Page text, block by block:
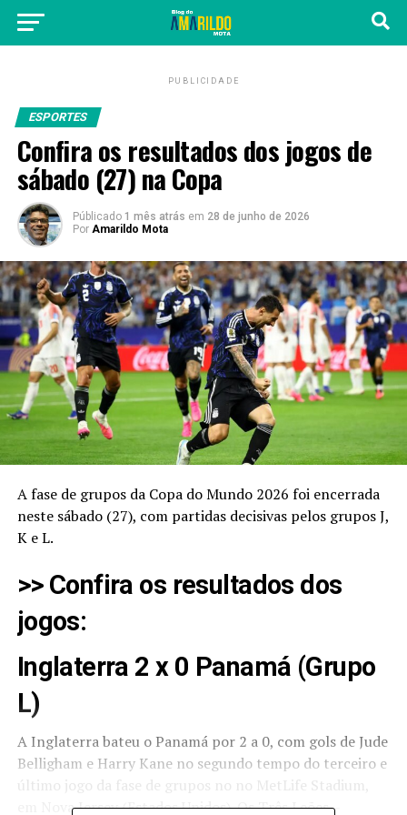
PUBLICIDADE
ESPORTES
Confira os resultados dos jogos de
sábado (27) na Copa
Públicado 1 mês atrás em 28 de junho de 2026
Por Amarildo Mota
A fase de grupos da Copa do Mundo 2026 foi encerrada
neste sábado (27), com partidas decisivas pelos grupos J,
K e L.
>> Confira os resultados dos
jogos:
Inglaterra 2 x 0 Panamá (Grupo
L)
A Inglaterra bateu o Panamá por 2 a 0, com gols de Jude
Belligham e Harry Kane no segundo tempo do terceiro e
último jogo da fase de grupos no no MetLife Stadium,
em Nova Jersey (Estados Unidos). Os Três Leões –